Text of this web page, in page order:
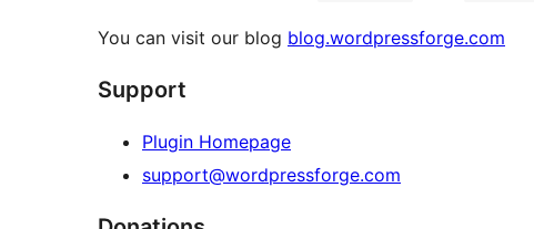
You can visit our blog blog.wordpressforge.com
Support
Plugin Homepage
support@wordpressforge.com